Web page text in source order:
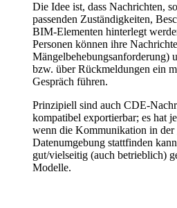
Die Idee ist, dass Nachrichten,
passenden Zuständigkeiten,
BIM-Elementen hinterlegt
Personen können ihre
Mängelbehebungsanforderung)
bzw. über Rückmeldungen ein
Gespräch führen.
Prinzipiell sind auch CDE-
kompatibel exportierbar; es hat
wenn die Kommunikation in der
Datenumgebung stattfinden
gut/vielseitig (auch betrieblich)
Modelle.